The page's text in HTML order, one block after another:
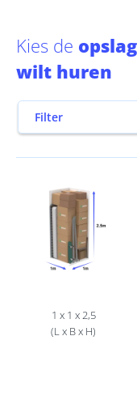
Kies de
wilt huren
Filter
1 x 1 x 2,5
(L x B x H)